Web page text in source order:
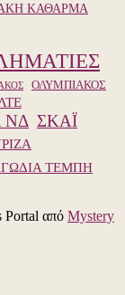
ΚΑΘΑΡΜΑ
ΟΛΥΜΠΙΑΚΟΣ
ΝΔ ΣΚΑΪ
ΤΕΜΠΗ
από Mystery